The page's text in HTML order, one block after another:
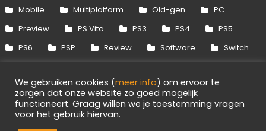
Mobile
Multiplatform Old-gen
PC
Preview
PS Vita PS3 PS4
PS5
PS6
PSP Review Software
Switch
Xbox 360
Xbox One Xbox Series
We gebruiken cookies (meer info) om ervoor te
zorgen dat onze website zo goed mogelijk
functioneert. Graag willen we je toestemming vragen
voor het gebruik hiervan.